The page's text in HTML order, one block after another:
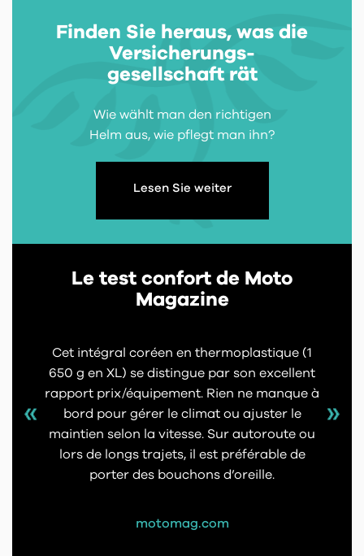
Finden Sie heraus, was die
Versicherungs-
gesellschaft rät
Wie wählt man den richtigen
Helm aus, wie pflegt man ihn?
Lesen Sie weiter
Le test confort de Moto
Magazine
Cet intégral coréen en thermoplastique (1
650 g en XL) se distingue par son excellent
rapport prix/équipement. Rien ne manque à
bord pour gérer le climat ou ajuster le
maintien selon la vitesse. Sur autoroute ou
lors de longs trajets, il est préférable de
porter des bouchons d’oreille.
motomag.com